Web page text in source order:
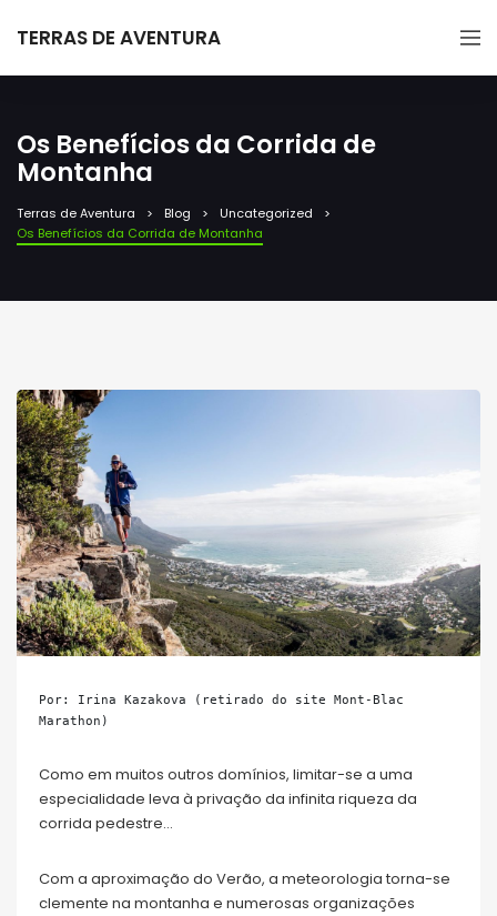
TERRAS DE AVENTURA
Os Benefícios da Corrida de
Montanha
Terras de Aventura Blog
Uncategorized
Os Benefícios da Corrida de Montanha
Por: Irina Kazakova (retirado do site Mont-Blac
Marathon)
Como em muitos outros domínios, limitar-se a uma
especialidade leva à privação da infinita riqueza da
corrida pedestre…
Com a aproximação do Verão, a meteorologia torna-se
clemente na montanha e numerosas organizações